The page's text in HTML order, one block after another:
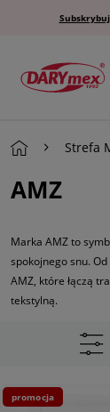
Strefa
AMZ
Marka AMZ to
spokojnego snu.
AMZ, które łączą
tekstylną.
promocja